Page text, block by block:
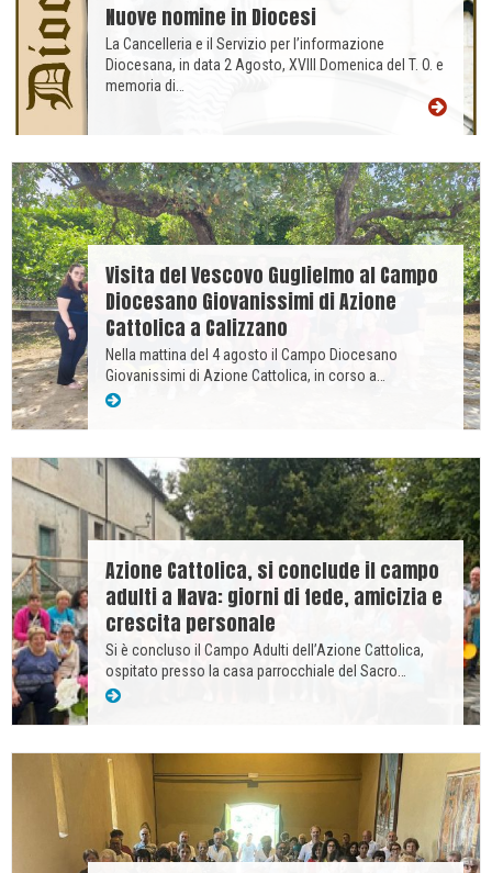
Nuove nomine in Diocesi
La Cancelleria e il Servizio per l’informazione
Diocesana, in data 2 Agosto, XVIII Domenica del T. O. e
memoria di…
Visita del Vescovo Guglielmo al Campo
Diocesano Giovanissimi di Azione
Cattolica a Calizzano
Nella mattina del 4 agosto il Campo Diocesano
Giovanissimi di Azione Cattolica, in corso a…
Azione Cattolica, si conclude il campo
adulti a Nava: giorni di fede, amicizia e
crescita personale
Si è concluso il Campo Adulti dell’Azione Cattolica,
ospitato presso la casa parrocchiale del Sacro…